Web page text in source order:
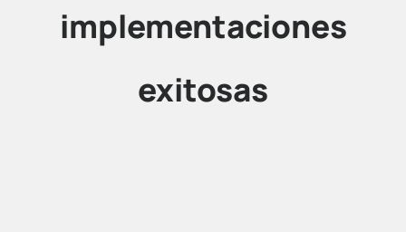
implementaciones
exitosas